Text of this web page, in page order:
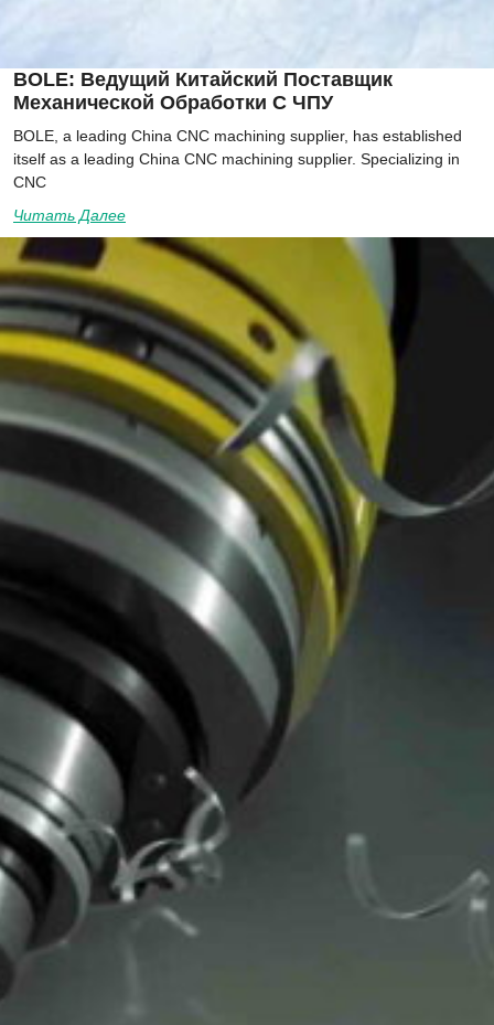
BOLE: Ведущий Китайский Поставщик
Механической Обработки С ЧПУ
BOLE, a leading China CNC machining supplier, has established
itself as a leading China CNC machining supplier. Specializing in
CNC
Читать Далее